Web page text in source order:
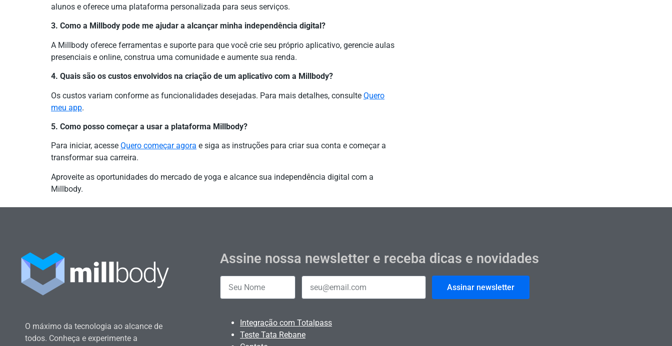
alunos e oferece uma plataforma personalizada para seus serviços.
3. Como a Millbody pode me ajudar a alcançar minha independência digital?
A Millbody oferece ferramentas e suporte para que você crie seu próprio aplicativo, gerencie aulas
presenciais e online, construa uma comunidade e aumente sua renda.
4. Quais são os custos envolvidos na criação de um aplicativo com a Millbody?
Os custos variam conforme as funcionalidades desejadas. Para mais detalhes, consulte Quero
meu app.
5. Como posso começar a usar a plataforma Millbody?
Para iniciar, acesse Quero começar agora e siga as instruções para criar sua conta e começar a
transformar sua carreira.
Aproveite as oportunidades do mercado de yoga e alcance sua independência digital com a
Millbody.
O máximo da tecnologia ao alcance de
todos. Conheça e experimente a
Assine nossa newsletter e receba dicas e novidades
Assinar newsletter
Integração com Totalpass
Teste Tata Rebane